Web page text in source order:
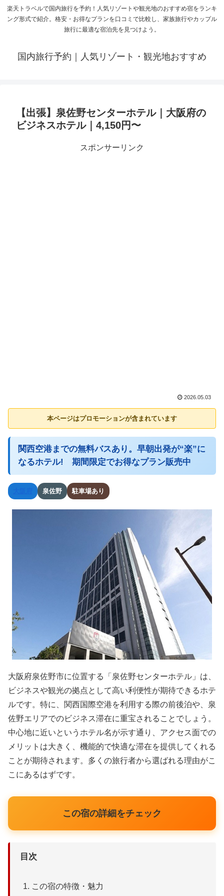
楽天トラベルで国内旅行を予約！人気リゾートや観光地のおすすめ宿をランキ
ング形式で紹介。格安・お得なプランを口コミで比較し、家族旅行やカップル
旅行に最適な宿泊先を見つけよう。
国内旅行予約｜人気リゾート・観光地おすすめ
【出張】泉佐野センターホテル｜大阪府の
ビジネスホテル｜4,150円〜
スポンサーリンク
2026.05.03
本ページはプロモーションが含まれています
関西空港までの無料バスあり。早朝出発が“楽”に
なるホテル! 期間限定でお得なプラン販売中
泉佐野 駐車場あり
大阪府泉佐野市に位置する「泉佐野センターホテル」は、
ビジネスや観光の拠点として高い利便性が期待できるホテ
ルです。特に、関西国際空港を利用する際の前後泊や、泉
佐野エリアでのビジネス滞在に重宝されることでしょう。
中心地に近いというホテル名が示す通り、アクセス面での
メリットは大きく、機能的で快適な滞在を提供してくれる
ことが期待されます。多くの旅行者から選ばれる理由がこ
こにあるはずです。
この宿の詳細をチェック
目次
この宿の特徴・魅力